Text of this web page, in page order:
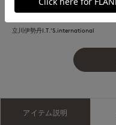
立川伊勢丹I.T.'S.international
アイテム説明